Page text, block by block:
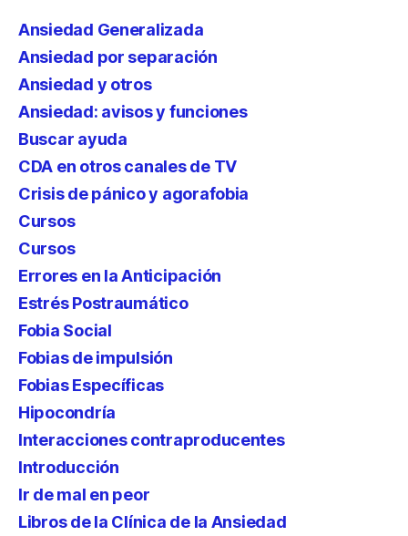
Ansiedad Generalizada
Ansiedad por separación
Ansiedad y otros
Ansiedad: avisos y funciones
Buscar ayuda
CDA en otros canales de TV
Crisis de pánico y agorafobia
Cursos
Cursos
Errores en la Anticipación
Estrés Postraumático
Fobia Social
Fobias de impulsión
Fobias Específicas
Hipocondría
Interacciones contraproducentes
Introducción
Ir de mal en peor
Libros de la Clínica de la Ansiedad